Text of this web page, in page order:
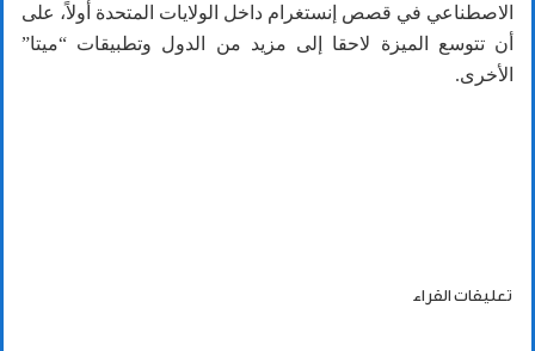
الاصطناعي في قصص إنستغرام داخل الولايات المتحدة أولاً، على
أن تتوسع الميزة لاحقا إلى مزيد من الدول وتطبيقات “ميتا”
الأخرى.
تعليقات القراء